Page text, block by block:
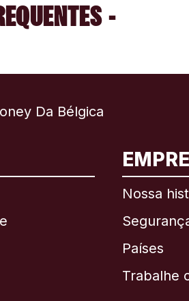
-
Da Bélgica
Nossa
Países
Trabalhe
Internacional